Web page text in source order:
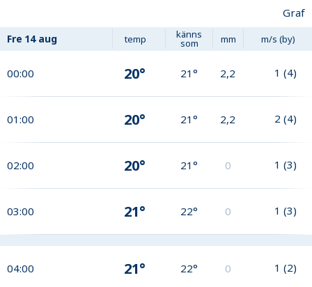
Graf
Fre 14 aug temp känns
som mm m/s (by)
00:00 20° 21° 2,2 1 (4)
01:00 20° 21° 2,2 2 (4)
02:00 20° 21° 0 1 (3)
03:00 21° 22° 0 1 (3)
04:00 21° 22° 0 1 (2)